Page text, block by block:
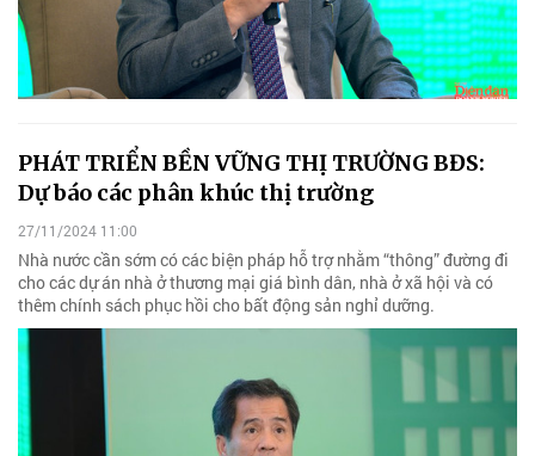
PHÁT TRIỂN BỀN VỮNG THỊ TRƯỜNG BĐS:
Dự báo các phân khúc thị trường
27/11/2024 11:00
Nhà nước cần sớm có các biện pháp hỗ trợ nhằm “thông” đường đi
cho các dự án nhà ở thương mại giá bình dân, nhà ở xã hội và có
thêm chính sách phục hồi cho bất động sản nghỉ dưỡng.